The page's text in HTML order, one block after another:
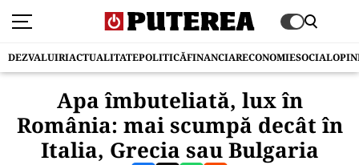
DEZVALUIRIACTUALITATEPOLITICĂFINANCIARECONOMIESOCIAL
Apa îmbuteliată, lux în
România: mai scumpă decât în
Italia, Grecia sau Bulgaria